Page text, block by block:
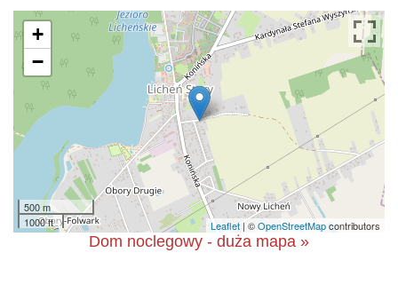
+
−
500 m
1000 ft
Leaflet | ©OpenStreetMapcontributors
Dom noclegowy - duża mapa »